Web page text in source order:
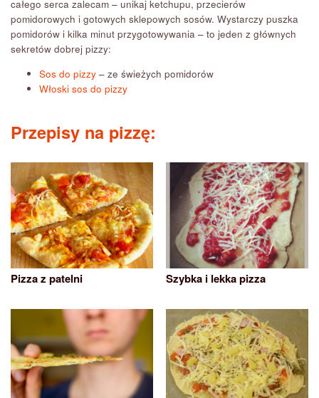
całego serca zalecam – unikaj ketchupu, przecierów
pomidorowych i gotowych sklepowych sosów. Wystarczy puszka
pomidorów i kilka minut przygotowywania – to jeden z głównych
sekretów dobrej pizzy:
Sos do pizzy – ze świeżych pomidorów
Włoski sos do pizzy
Przepisy na pizzę:
Pizza z patelni Szybka i lekka pizza